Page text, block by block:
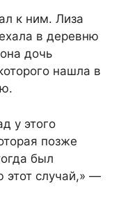
к ним. Лиза
в деревню
дочь
нашла в
у этого
позже
был
этот случай,» —